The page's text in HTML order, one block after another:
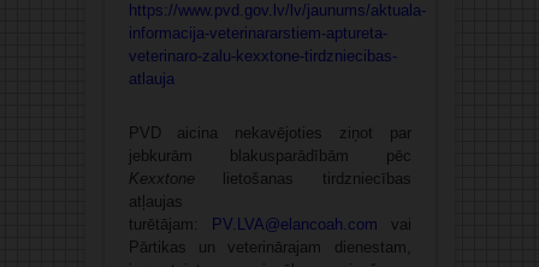
https://www.pvd.gov.lv/lv/jaunums/aktuala-
informacija-veterinararstiem-aptureta-
veterinaro-zalu-kexxtone-tirdzniecibas-
atlauja
PVD aicina nekavējoties ziņot par
jebkurām blakusparādībām pēc
Kexxtone lietošanas tirdzniecības
atļaujas
turētājam:
PV.LVA@elancoah.com vai
Pārtikas un veterinārajam dienestam,